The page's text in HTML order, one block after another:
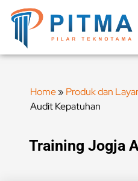
Home» Produk dan
Audit Kepatuhan
Training Jogja